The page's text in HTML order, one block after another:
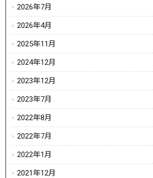
2026年7月
2026年4月
2025年11月
2024年12月
2023年12月
2023年7月
2022年8月
2022年7月
2022年1月
2021年12月